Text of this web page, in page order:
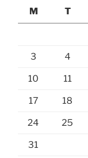
M
T
3 4
10 11
17 18
24 25
31